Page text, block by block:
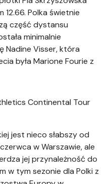
12.66. Polka świetnie
część dystansu
minimalnie
Nadine Visser, która
była Marione Fourie z
Continental Tour
jest nieco słabszy od
w Warszawie, ale
jej przynależność do
w tym sezonie dla Polki z